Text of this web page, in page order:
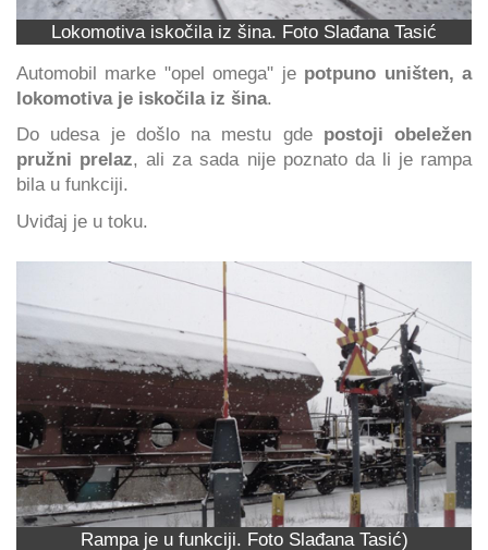
Lokomotiva iskočila iz šina. Foto Slađana Tasić
Automobil marke "opel omega" je potpuno uništen, a
lokomotiva je iskočila iz šina.
Do udesa je došlo na mestu gde postoji obeležen
pružni prelaz, ali za sada nije poznato da li je rampa
bila u funkciji.
Uviđaj je u toku.
Rampa je u funkciji. Foto Slađana Tasić)